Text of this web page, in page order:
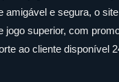
amigável e segura, o
jogo superior, com
ao cliente disponível